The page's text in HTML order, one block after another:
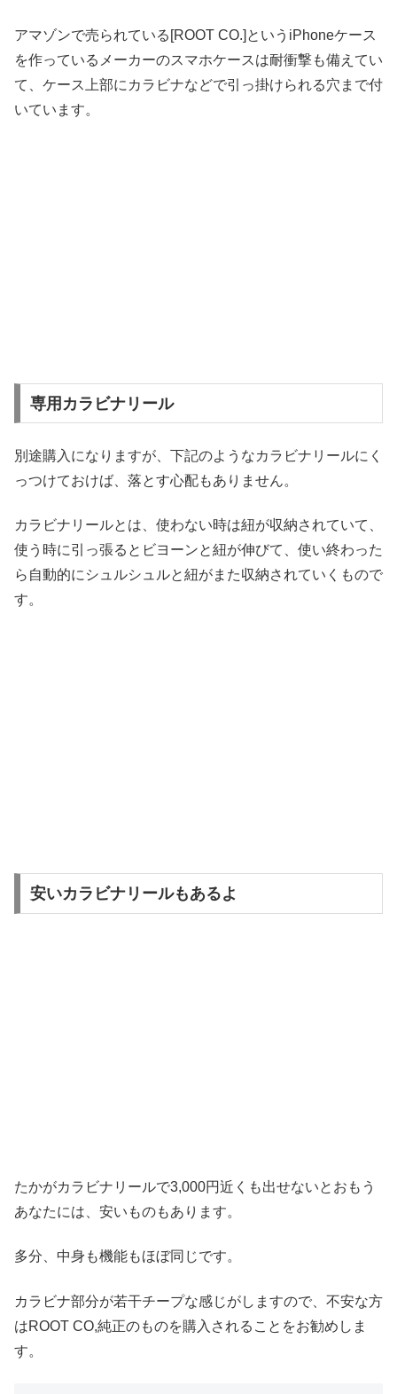
アマゾンで売られている[ROOT CO.]というiPhoneケース
を作っているメーカーのスマホケースは耐衝撃も備えてい
て、ケース上部にカラビナなどで引っ掛けられる穴まで付
いています。
専用カラビナリール
別途購入になりますが、下記のようなカラビナリールにく
っつけておけば、落とす心配もありません。
カラビナリールとは、使わない時は紐が収納されていて、
使う時に引っ張るとビヨーンと紐が伸びて、使い終わった
ら自動的にシュルシュルと紐がまた収納されていくもので
す。
安いカラビナリールもあるよ
たかがカラビナリールで3,000円近くも出せないとおもう
あなたには、安いものもあります。
多分、中身も機能もほぼ同じです。
カラビナ部分が若干チープな感じがしますので、不安な方
はROOT CO,純正のものを購入されることをお勧めしま
す。